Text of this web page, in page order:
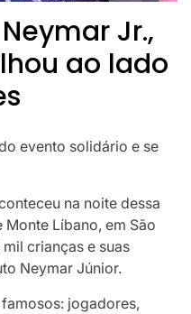
Jr.,
ao lado
evento solidário e se
na noite dessa
Líbano, em São
crianças e suas
Neymar Júnior.
jogadores,